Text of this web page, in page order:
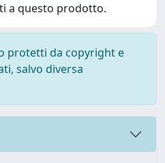
a questo prodotto.
protetti da copyright e
salvo diversa